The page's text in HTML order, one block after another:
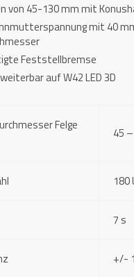
von 45-130 mm mit
mit 40
Feststellbremse
auf W42 LED 3D
Felge
45
180
7 s
+/-